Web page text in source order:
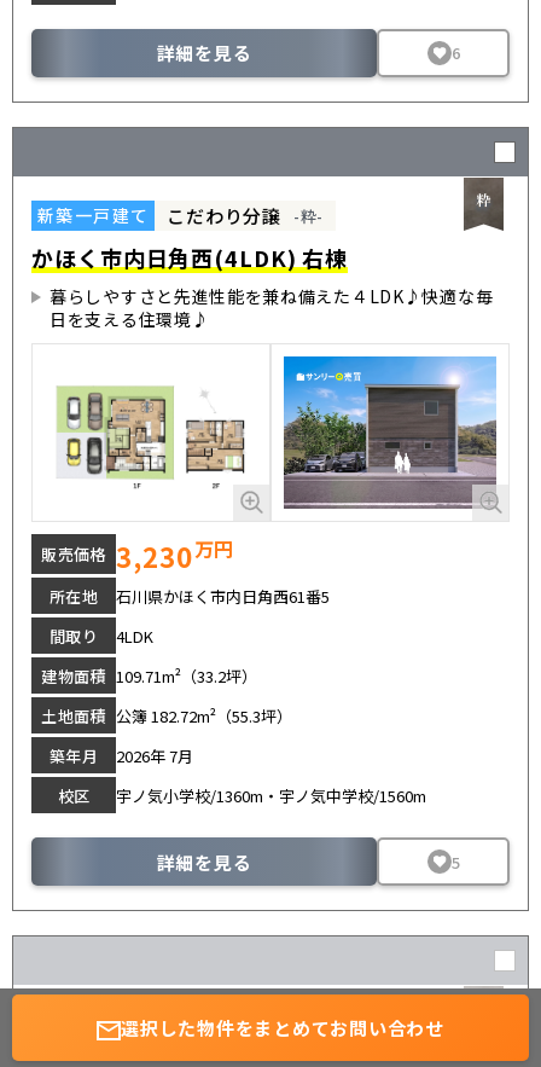
無料会員登録 ご来店予約
選択した物件をまとめてお問い合わせ
詳細を見る 6
新築一戸建て こだわり分譲 -粋-
かほく市内日角西(4LDK) 右棟
暮らしやすさと先進性能を兼ね備えた４LDK♪快適な毎
日を支える住環境♪
販売価格 3,230万円
所在地
石川県かほく市内日角西61番5
間取り
4LDK
建物面積 109.71m²（33.2坪）
土地面積 公簿 182.72m²（55.3坪）
築年月
2026年 7月
校区
宇ノ気小学校/1360m・宇ノ気中学校/1560m
詳細を見る 5
新築一戸建て こだわり分譲 -粋-